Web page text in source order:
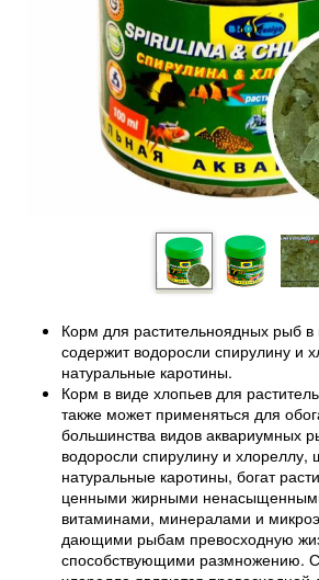
Корм для растительноядных рыб в
содержит водоросли спирулину и
натуральные каротины.
Корм в виде хлопьев для
также может применяться для
большинства видов аквариумных
водоросли спирулину и хлореллу,
натуральные каротины, богат
ценными жирными
витаминами, минералами и
дающими рыбам превосходную
способствующими размножению.